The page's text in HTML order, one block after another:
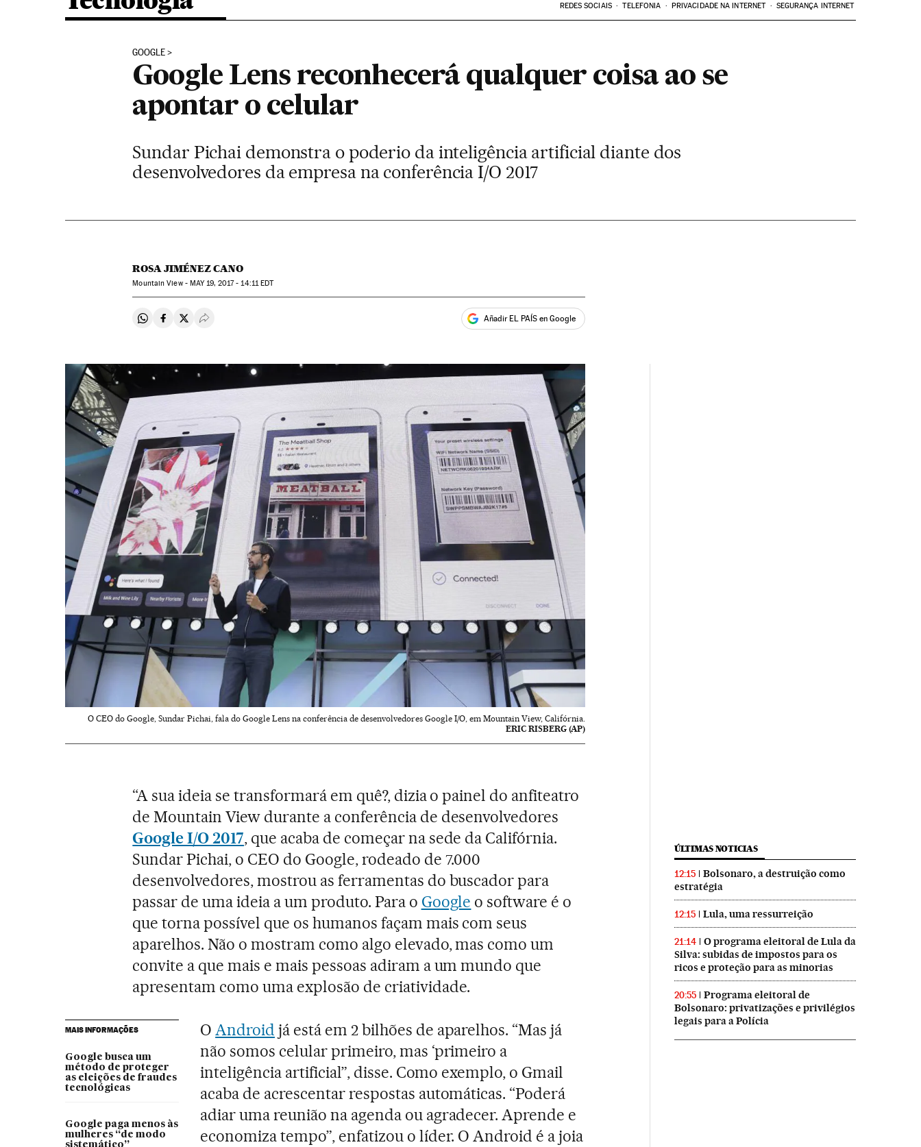
REDES SOCIAIS TELEFONIA PRIVACIDADE NA INTERNET SEGURANÇA INTERNET
GOOGLE
Google Lens reconhecerá qualquer coisa ao se
apontar o celular
Sundar Pichai demonstra o poderio da inteligência artificial diante dos
desenvolvedores da empresa na conferência I/O 2017
ROSA JIMÉNEZ CANO
Mountain View - MAY19, 2017 - 14:11EDT
Compartir en Whatsapp
Compartir en Facebook
Compartir en Twitter
Desplegar Redes Sociales Añadir EL PAÍS en Google
O CEO do Google, Sundar Pichai, fala do Google Lens na conferência de desenvolvedores Google I/O, em Mountain View, Califórnia.
ERIC RISBERG (AP)
“A sua ideia se transformará em quê?, dizia o painel do anfiteatro
de Mountain View durante a conferência de desenvolvedores
Google I/O 2017, que acaba de começar na sede da Califórnia.
Sundar Pichai, o CEO do Google, rodeado de 7.000
desenvolvedores, mostrou as ferramentas do buscador para
passar de uma ideia a um produto. Para o Google o software é o
que torna possível que os humanos façam mais com seus
aparelhos. Não o mostram como algo elevado, mas como um
convite a que mais e mais pessoas adiram a um mundo que
apresentam como uma explosão de criatividade.
MAIS INFORMAÇÕES
Google busca um
método de proteger
as eleições de fraudes
tecnológicas
Google paga menos às
mulheres “de modo
OAndroid já está em 2 bilhões de aparelhos. “Mas já
não somos celular primeiro, mas ‘primeiro a
inteligência artificial”, disse. Como exemplo, o Gmail
acaba de acrescentar respostas automáticas. “Poderá
adiar uma reunião na agenda ou agradecer. Aprende e
economiza tempo”, enfatizou o líder. O Android é a joia
ÚLTIMAS NOTICIAS
12:15
Bolsonaro, a destruição como
estratégia
12:15 Lula, uma ressurreição
21:14
O programa eleitoral de Lula da
Silva: subidas de impostos para os
ricos e proteção para as minorias
20:55
Programa eleitoral de
Bolsonaro: privatizações e privilégios
legais para a Polícia